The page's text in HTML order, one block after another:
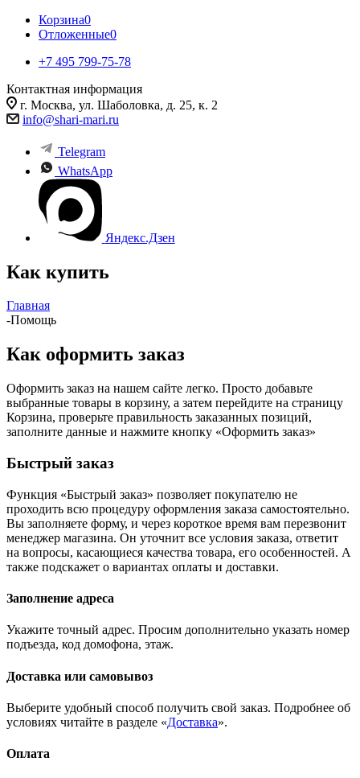
Корзина0
Отложенные0
+7 495 799-75-78
Контактная информация
г. Москва, ул. Шаболовка, д. 25, к. 2
info@shari-mari.ru
Telegram
WhatsApp
Яндекс.Дзен
Как купить
Главная
-Помощь
Как оформить заказ
Оформить заказ на нашем сайте легко. Просто добавьте
выбранные товары в корзину, а затем перейдите на страницу
Корзина, проверьте правильность заказанных позиций,
заполните данные и нажмите кнопку «Оформить заказ»
Быстрый заказ
Функция «Быстрый заказ» позволяет покупателю не
проходить всю процедуру оформления заказа самостоятельно.
Вы заполняете форму, и через короткое время вам перезвонит
менеджер магазина. Он уточнит все условия заказа, ответит
на вопросы, касающиеся качества товара, его особенностей. А
также подскажет о вариантах оплаты и доставки.
Заполнение адреса
Укажите точный адрес. Просим дополнительно указать номер
подъезда, код домофона, этаж.
Доставка или самовывоз
Выберите удобный способ получить свой заказ. Подробнее об
условиях читайте в разделе «Доставка».
Оплата